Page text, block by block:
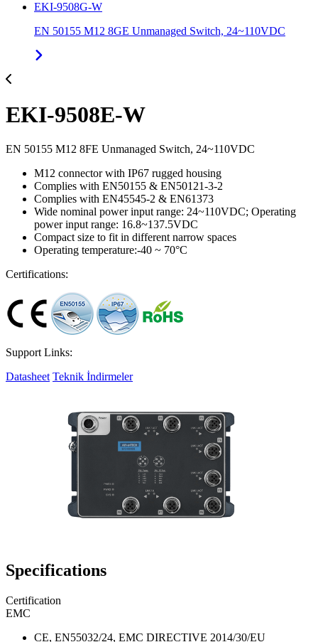
EKI-9508G-W
EN 50155 M12 8GE Unmanaged Switch, 24~110VDC
EKI-9508E-W
EN 50155 M12 8FE Unmanaged Switch, 24~110VDC
M12 connector with IP67 rugged housing
Complies with EN50155 & EN50121-3-2
Complies with EN45545-2 & EN61373
Wide nominal power input range: 24~110VDC; Operating
power input range: 16.8~137.5VDC
Compact size to fit in different narrow spaces
Operating temperature:-40 ~ 70°C
Certifications:
Support Links:
Datasheet Teknik İndirmeler
Specifications
Certification
EMC
CE, EN55032/24, EMC DIRECTIVE 2014/30/EU